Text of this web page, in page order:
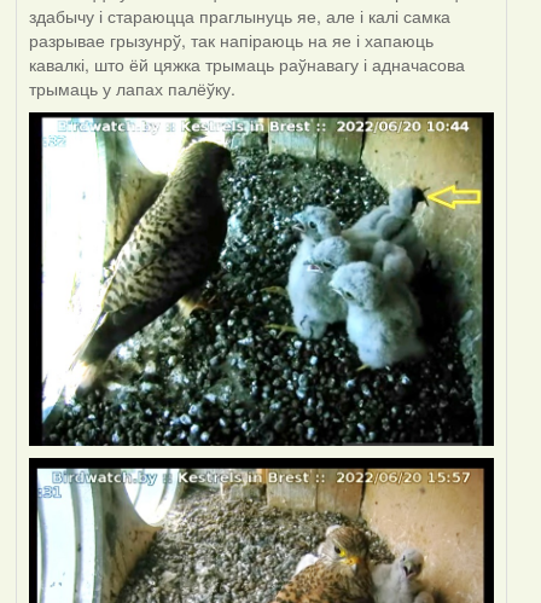
здабычу і стараюцца праглынуць яе, але і калі самка
разрывае грызунрў, так напіраюць на яе і хапаюць
кавалкі, што ёй цяжка трымаць раўнавагу і адначасова
трымаць у лапах палёўку.